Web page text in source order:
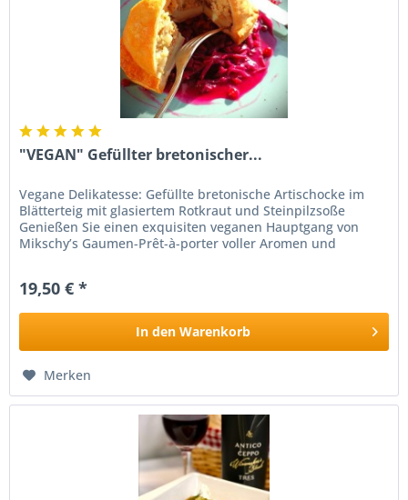
"VEGAN" Gefüllter bretonischer...
Vegane Delikatesse: Gefüllte bretonische Artischocke im
Blätterteig mit glasiertem Rotkraut und Steinpilzsoße
Genießen Sie einen exquisiten veganen Hauptgang von
Mikschy’s Gaumen-Prêt-à-porter voller Aromen und
19,50 € *
In den Warenkorb
Merken